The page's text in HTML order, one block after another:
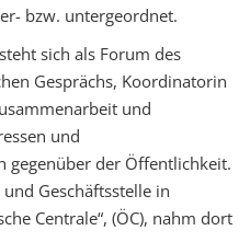
bzw. untergeordnet.
sich als Forum des
Gesprächs, Koordinatorin
und
und
gegenüber der Öffentlichkeit.
Geschäftsstelle in
Centrale“, (ÖC), nahm dort